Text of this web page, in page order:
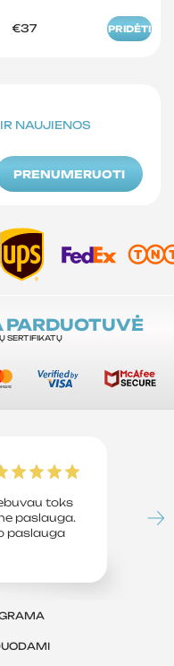
€37 PRIDĖTI
NAUJIENOS
PRENUMERUOTI
SERTIFIKATŲ
toks
paslauga.
paslauga